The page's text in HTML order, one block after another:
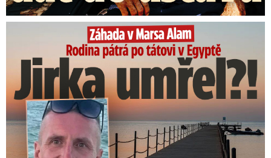
Rodina pátrá po tátovi v Egyptě: Jirka umřel?!